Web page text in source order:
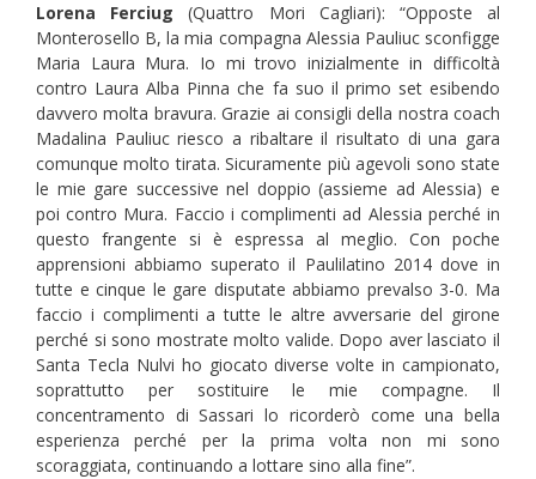
Lorena Ferciug (Quattro Mori Cagliari): “Opposte al
Monterosello B, la mia compagna Alessia Pauliuc sconfigge
Maria Laura Mura. Io mi trovo inizialmente in difficoltà
contro Laura Alba Pinna che fa suo il primo set esibendo
davvero molta bravura. Grazie ai consigli della nostra coach
Madalina Pauliuc riesco a ribaltare il risultato di una gara
comunque molto tirata. Sicuramente più agevoli sono state
le mie gare successive nel doppio (assieme ad Alessia) e
poi contro Mura. Faccio i complimenti ad Alessia perché in
questo frangente si è espressa al meglio. Con poche
apprensioni abbiamo superato il Paulilatino 2014 dove in
tutte e cinque le gare disputate abbiamo prevalso 3-0. Ma
faccio i complimenti a tutte le altre avversarie del girone
perché si sono mostrate molto valide. Dopo aver lasciato il
Santa Tecla Nulvi ho giocato diverse volte in campionato,
soprattutto per sostituire le mie compagne. Il
concentramento di Sassari lo ricorderò come una bella
esperienza perché per la prima volta non mi sono
scoraggiata, continuando a lottare sino alla fine”.